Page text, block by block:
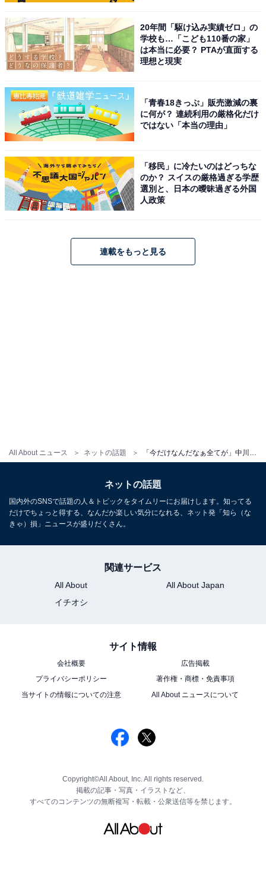
All About ニュース ネットの話題 「今だけなんだなぁ全てが」中川翔子、双子の最新ショット公開「大きくなったね〜」「愛らしい」
20年間「駆け込み実績ゼロ」の
学校も…「こども110番の家」
は本当に必要？ PTAが直面する
理想と現実
「青春18きっぷ」販売激減の裏
に何が？ 連続利用の厳格化だけ
ではない「本当の理由」
「移民」に冷たいのはどっちな
のか？ スイスの厳格過ぎる学歴
選別と、日本の曖昧過ぎる外国
人政策
連載をもっと見る
ネットの話題
国内外のSNSで話題の人＆トピックをタイムリーにお届けします。知ってる
だけでちょっと得する、なんだか楽しい気分になれる、ネット発「知ら（な
きゃ）損」ニュースが盛りだくさん。
関連サービス
All About
All About Japan
イチオシ
サイト情報
会社概要
広告掲載
プライバシーポリシー
著作権・商標・免責事項
当サイトの情報についての注意
All About ニュースについて
Copyright©All About, Inc. All rights reserved.
掲載の記事・写真・イラストなど、
すべてのコンテンツの無断複写・転載・公衆送信等を禁じます。